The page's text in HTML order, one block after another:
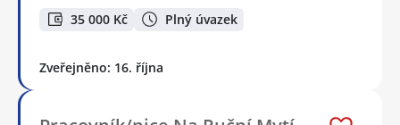
35 000 Kč Plný úvazek
Zveřejněno: 16. října